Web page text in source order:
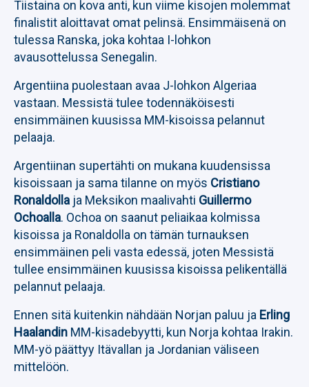
Tiistaina on kova anti, kun viime kisojen molemmat
finalistit aloittavat omat pelinsä. Ensimmäisenä on
tulessa Ranska, joka kohtaa I-lohkon
avausottelussa Senegalin.
Argentiina puolestaan avaa J-lohkon Algeriaa
vastaan. Messistä tulee todennäköisesti
ensimmäinen kuusissa MM-kisoissa pelannut
pelaaja.
Argentiinan supertähti on mukana kuudensissa
kisoissaan ja sama tilanne on myös Cristiano
Ronaldolla ja Meksikon maalivahti Guillermo
Ochoalla. Ochoa on saanut peliaikaa kolmissa
kisoissa ja Ronaldolla on tämän turnauksen
ensimmäinen peli vasta edessä, joten Messistä
tullee ensimmäinen kuusissa kisoissa pelikentällä
pelannut pelaaja.
Ennen sitä kuitenkin nähdään Norjan paluu ja Erling
Haalandin MM-kisadebyytti, kun Norja kohtaa Irakin.
MM-yö päättyy Itävallan ja Jordanian väliseen
mittelöön.